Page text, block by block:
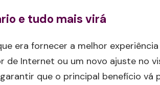
e tudo mais virá
era fornecer a melhor
de Internet ou um novo ajuste no
que o principal benefício vá